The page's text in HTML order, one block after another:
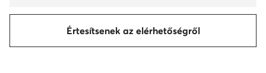
Értesítsenek az elérhetőségről